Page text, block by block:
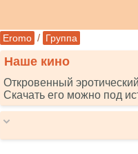
Eromo / Группа
Наше кино
Откровенный
Скачать его можно под